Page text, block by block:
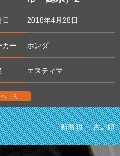
日 2018年4月28日
カー ホンダ
エスティマ
ヘコミ
新着順・古い順